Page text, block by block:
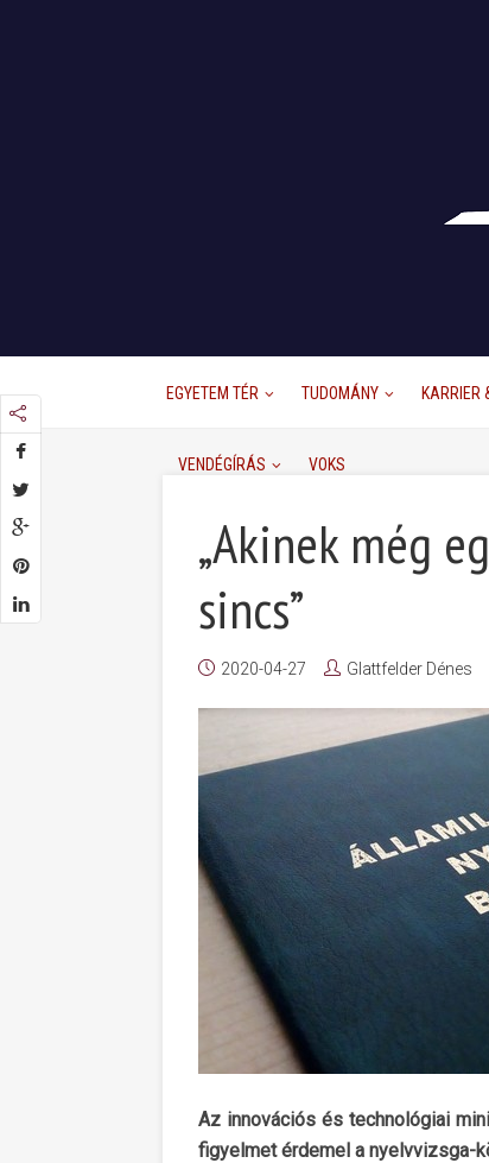
EGYETEM TÉR TUDOMÁNY KARRIER
VENDÉGÍRÁS VOKS
„Akinek még
sincs”
2020-04-27 Glattfelder Dénes
Az innovációs és technológiai
figyelmet érdemel a nyelvvizsga-